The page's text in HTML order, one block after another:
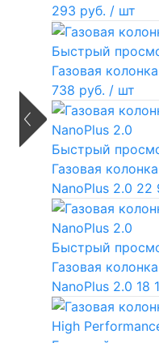
293 руб. / шт
Быстрый
Газовая
738 руб. / шт
Быстрый
Газовая
NanoPlus 2.0 22
Быстрый
Газовая
NanoPlus 2.0 18